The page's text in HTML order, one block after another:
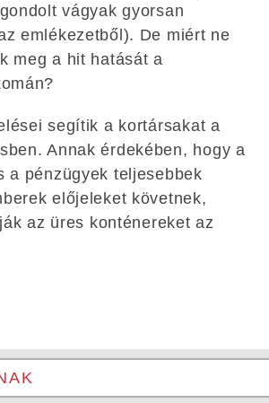
vágyak gyorsan
emlékezetből). De miért ne
meg a hit hatását a
segítik a kortársakat a
Annak érdekében, hogy a
a pénzügyek teljesebbek
előjeleket követnek,
az üres konténereket az